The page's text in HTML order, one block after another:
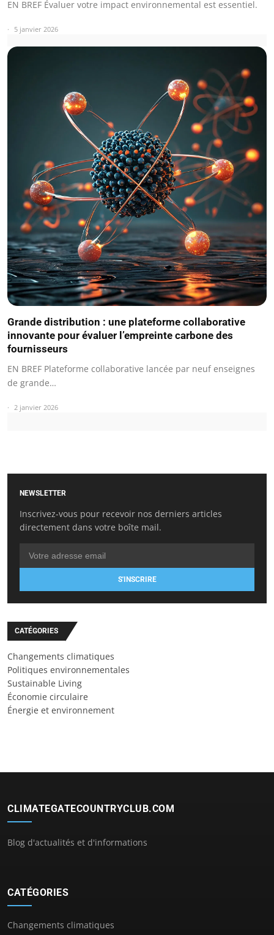
EN BREF Évaluer votre impact environnemental est essentiel.
5 janvier 2026
Grande distribution : une plateforme collaborative
innovante pour évaluer l’empreinte carbone des
fournisseurs
EN BREF Plateforme collaborative lancée par neuf enseignes
de grande…
2 janvier 2026
NEWSLETTER
Inscrivez-vous pour recevoir nos derniers articles
directement dans votre boîte mail.
S'INSCRIRE
CATÉGORIES
Changements climatiques
Politiques environnementales
Sustainable Living
Économie circulaire
Énergie et environnement
CLIMATEGATECOUNTRYCLUB.COM
Blog d'actualités et d'informations
CATÉGORIES
Changements climatiques